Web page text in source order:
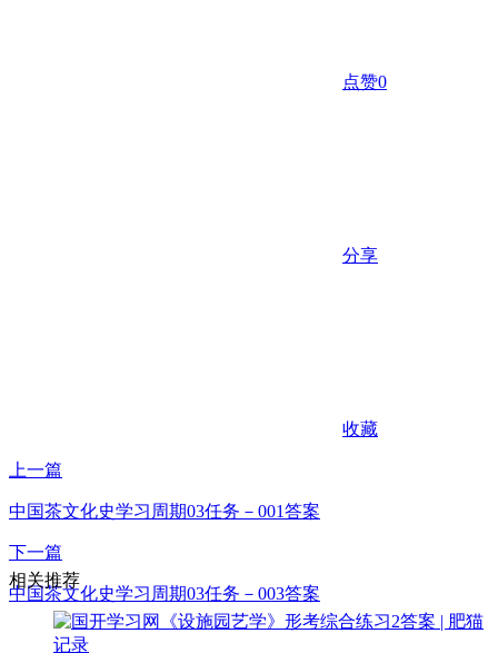
点赞0
分享
收藏
上一篇
中国茶文化史学习周期03任务－001答案
下一篇
中国茶文化史学习周期03任务－003答案
相关推荐